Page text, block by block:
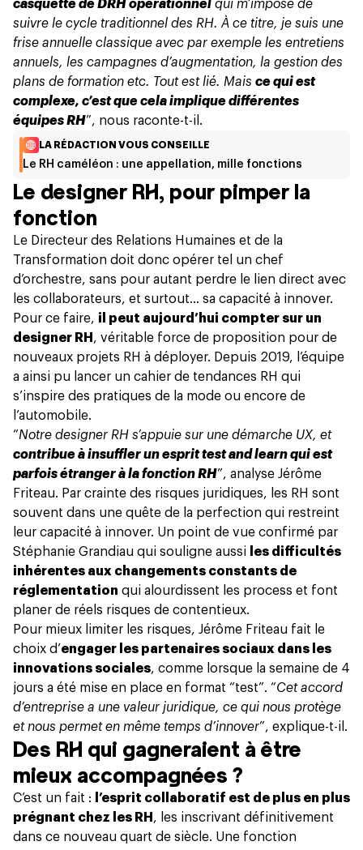
casquette de DRH opérationnel qui m’impose de
suivre le cycle traditionnel des RH. À ce titre, je suis une
frise annuelle classique avec par exemple les entretiens
annuels, les campagnes d’augmentation, la gestion des
plans de formation etc. Tout est lié. Mais ce qui est
complexe, c’est que cela implique différentes
équipes RH”, nous raconte-t-il.
LA RÉDACTION VOUS CONSEILLE
Le RH caméléon : une appellation, mille fonctions
Le designer RH, pour pimper la
fonction
Le Directeur des Relations Humaines et de la
Transformation doit donc opérer tel un chef
d’orchestre, sans pour autant perdre le lien direct avec
les collaborateurs, et surtout… sa capacité à innover.
Pour ce faire, il peut aujourd’hui compter sur un
designer RH , véritable force de proposition pour de
nouveaux projets RH à déployer. Depuis 2019, l’équipe
a ainsi pu lancer un cahier de tendances RH qui
s’inspire des pratiques de la mode ou encore de
l’automobile.
“Notre designer RH s’appuie sur une démarche UX, et
contribue à insuffler un esprit test and learn qui est
parfois étranger à la fonction RH”, analyse Jérôme
Friteau. Par crainte des risques juridiques, les RH sont
souvent dans une quête de la perfection qui restreint
leur capacité à innover. Un point de vue confirmé par
Stéphanie Grandiau qui souligne aussi
les difficultés
inhérentes aux changements constants de
réglementation qui alourdissent les process et font
planer de réels risques de contentieux.
Pour mieux limiter les risques, Jérôme Friteau fait le
choix d’engager les partenaires sociaux dans les
innovations sociales, comme lorsque la semaine de 4
jours a été mise en place en format “test”. “Cet accord
d’entreprise a une valeur juridique, ce qui nous protège
et nous permet en même temps d’innover”, explique-t-il.
Des RH qui gagneraient à être
mieux accompagnées ?
C’est un fait :
l’esprit collaboratif est de plus en plus
prégnant chez les RH , les inscrivant définitivement
dans ce nouveau quart de siècle. Une fonction